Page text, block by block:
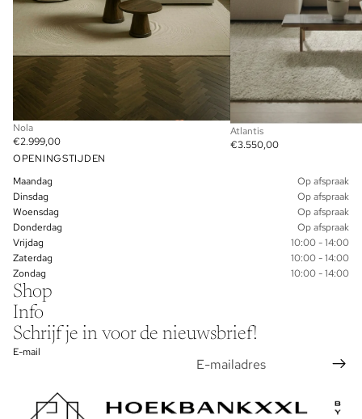
Nola
€2.999,00
Atlantis
€3.550,00
OPENINGSTIJDEN
Maandag
Op afspraak
Dinsdag
Op afspraak
Woensdag
Op afspraak
Donderdag
Op afspraak
Vrijdag
10:00 - 14:00
Zaterdag
10:00 - 14:00
Zondag
10:00 - 14:00
Shop
Info
Schrijf je in voor de nieuwsbrief!
E-mail